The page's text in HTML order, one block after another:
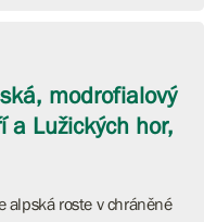
modrofialový
a Lužických hor,
alpská roste v chráněné